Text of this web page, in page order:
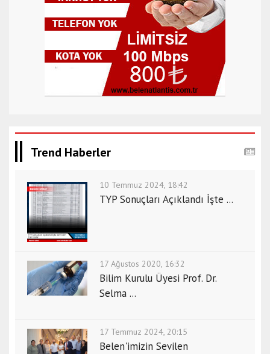
Trend Haberler
10 Temmuz 2024, 18:42
TYP Sonuçları Açıklandı İşte ...
17 Ağustos 2020, 16:32
Bilim Kurulu Üyesi Prof. Dr.
Selma ...
17 Temmuz 2024, 20:15
Belen'imizin Sevilen